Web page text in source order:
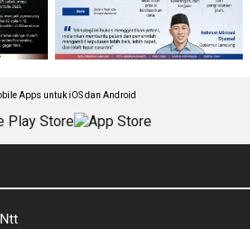
Apps untuk iOS dan Android